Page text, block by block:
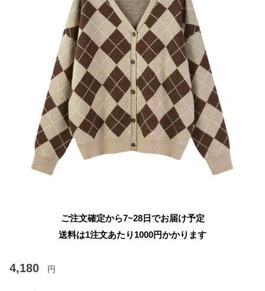
ご注文確定から7~28日でお届け予定
送料は1注文あたり 1000円かかります
4,180 円